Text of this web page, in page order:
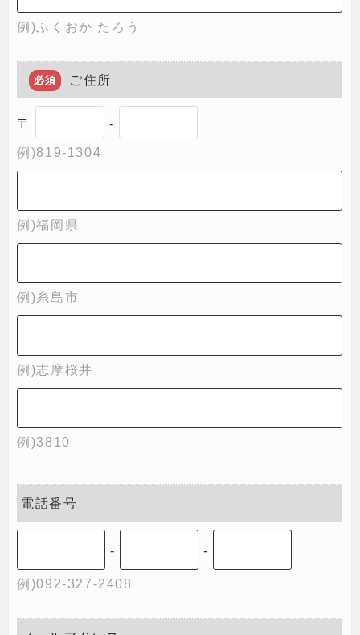
例)ふくおか たろう
ご住所
必須
〒 -
例)819-1304
例)福岡県
例)糸島市
例)志摩桜井
例)3810
電話番号
- -
例)092-327-2408